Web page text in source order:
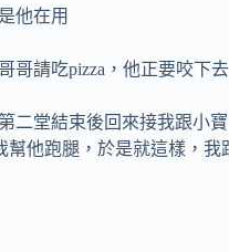
他在用
哥請吃pizza，他正要咬
二堂結束後回來接我跟
他跑腿，於是就這樣，我